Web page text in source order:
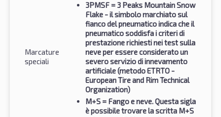
Marcature
speciali
3PMSF = 3 Peaks Mountain Snow
Flake - il simbolo marchiato sul
fianco del pneumatico indica che il
pneumatico soddisfa i criteri di
prestazione richiesti nei test sulla
neve per essere considerato un
severo servizio di innevamento
artificiale (metodo ETRTO -
European Tire and Rim Technical
Organization)
M+S = Fango e neve. Questa sigla
è possibile trovare la scritta M+S